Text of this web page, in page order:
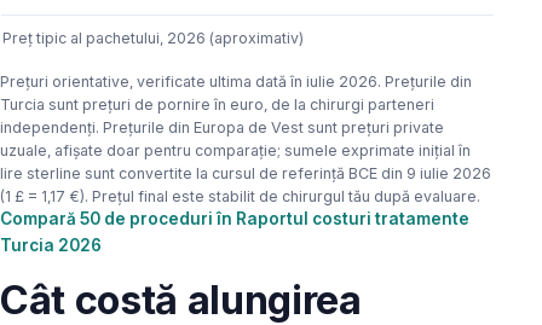
Preț tipic al pachetului, 2026 (aproximativ)
Prețuri orientative, verificate ultima dată în iulie 2026. Prețurile din
Turcia sunt prețuri de pornire în euro, de la chirurgi parteneri
independenți. Prețurile din Europa de Vest sunt prețuri private
uzuale, afișate doar pentru comparație; sumele exprimate inițial în
lire sterline sunt convertite la cursul de referință BCE din 9 iulie 2026
(1 £ = 1,17 €). Prețul final este stabilit de chirurgul tău după evaluare.
Compară 50 de proceduri în Raportul costuri tratamente
Turcia 2026
Cât costă alungirea